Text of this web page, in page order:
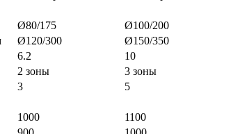
Ø80/175 Ø100/200
Ø120/300 Ø150/350
6.2 10
2 зоны 3 зоны
3 5
1000 1100